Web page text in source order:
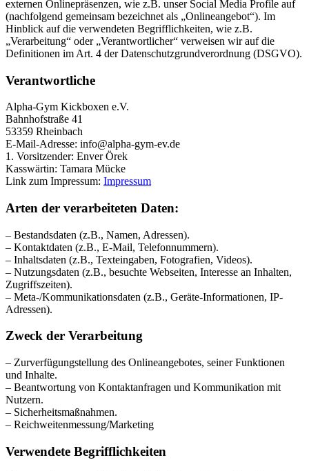
externen Onlinepräsenzen, wie z.B. unser Social Media Profile auf
(nachfolgend gemeinsam bezeichnet als „Onlineangebot“). Im
Hinblick auf die verwendeten Begrifflichkeiten, wie z.B.
„Verarbeitung“ oder „Verantwortlicher“ verweisen wir auf die
Definitionen im Art. 4 der Datenschutzgrundverordnung (DSGVO).
Verantwortliche
Alpha-Gym Kickboxen e.V.
Bahnhofstraße 41
53359 Rheinbach
E-Mail-Adresse: info@alpha-gym-ev.de
1. Vorsitzender: Enver Örek
Kasswärtin: Tamara Mücke
Link zum Impressum: Impressum
Arten der verarbeiteten Daten:
– Bestandsdaten (z.B., Namen, Adressen).
– Kontaktdaten (z.B., E-Mail, Telefonnummern).
– Inhaltsdaten (z.B., Texteingaben, Fotografien, Videos).
– Nutzungsdaten (z.B., besuchte Webseiten, Interesse an Inhalten,
Zugriffszeiten).
– Meta-/Kommunikationsdaten (z.B., Geräte-Informationen, IP-
Adressen).
Zweck der Verarbeitung
– Zurverfügungstellung des Onlineangebotes, seiner Funktionen
und Inhalte.
– Beantwortung von Kontaktanfragen und Kommunikation mit
Nutzern.
– Sicherheitsmaßnahmen.
– Reichweitenmessung/Marketing
Verwendete Begrifflichkeiten